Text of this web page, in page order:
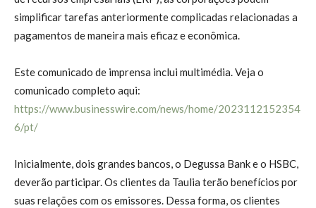
simplificar tarefas anteriormente complicadas relacionadas a
pagamentos de maneira mais eficaz e econômica.
Este comunicado de imprensa inclui multimédia. Veja o
comunicado completo aqui:
https://www.businesswire.com/news/home/2023112152354
6/pt/
Inicialmente, dois grandes bancos, o Degussa Bank e o HSBC,
deverão participar. Os clientes da Taulia terão benefícios por
suas relações com os emissores. Dessa forma, os clientes